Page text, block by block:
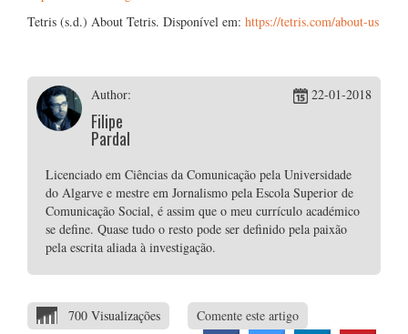
Tetris (s.d.) About Tetris. Disponível em: https://tetris.com/about-us
Author:
Filipe
Pardal
22-01-2018
Licenciado em Ciências da Comunicação pela Universidade
do Algarve e mestre em Jornalismo pela Escola Superior de
Comunicação Social, é assim que o meu currículo académico
se define. Quase tudo o resto pode ser definido pela paixão
pela escrita aliada à investigação.
700 Visualizações Comente este artigo